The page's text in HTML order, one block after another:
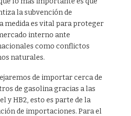
la subvención de
medida es vital para proteger
interno ante
como conflictos
naturales.
de importar cerca de
de gasolina gracias a las
y HB2, esto es parte de la
de importaciones. Para el